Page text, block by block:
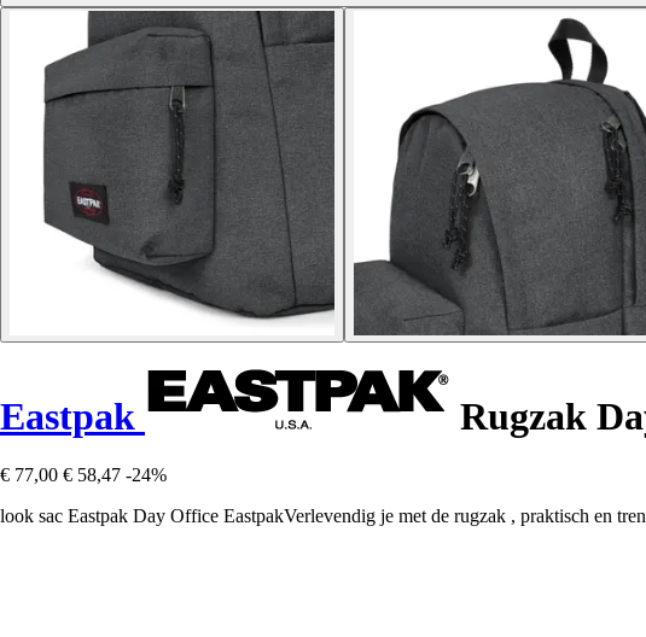
Eastpak Rugzak
€ 77,00 € 58,47 -24%
look sac Eastpak Day Office EastpakVerlevendig je met de rugzak , praktisch en